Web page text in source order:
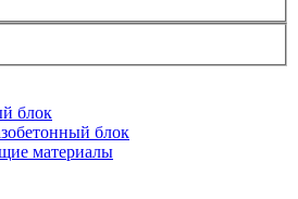
блок
блок
материалы